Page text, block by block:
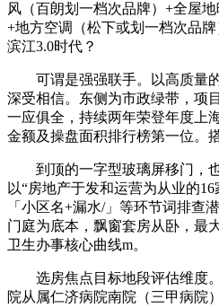
风（百朗划一档次品牌）+全屋
+地方空调（松下或划一档次品
滨江3.0时代？
可谓是强强联手。以高质量
深受相信。东侧为市政绿带，项
一应俱全，持续两年荣登年度上
金额及操盘面积排行榜第一位。
到顶的一字型玻璃屏移门，也
以“房地产于发和运营为从业的
「小区名+漏水/」等环节词排查
门庭为底本，飘窗套房从卧，最
卫生办事核心曲线m。
选房焦点目标‌‌地段评估维度‌。
院从属仁济病院南院（三甲病院